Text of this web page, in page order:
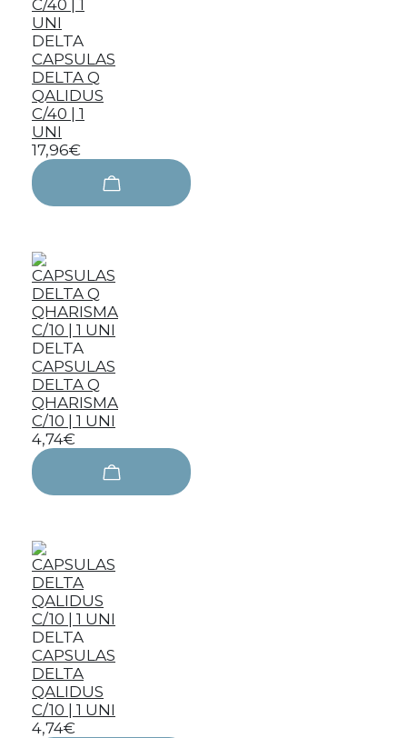
DELTA
CAPSULAS
DELTA Q
QALIDUS
C/40 | 1
UNI
17,96€
DELTA
CAPSULAS
DELTA Q
QHARISMA
C/10 | 1 UNI
4,74€
DELTA
CAPSULAS
DELTA
QALIDUS
C/10 | 1 UNI
4,74€